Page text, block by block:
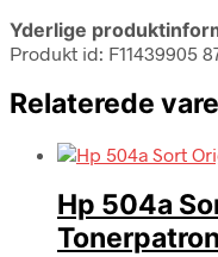
Yderlige
Produkt id: F11439905
Relaterede
Hp 504a